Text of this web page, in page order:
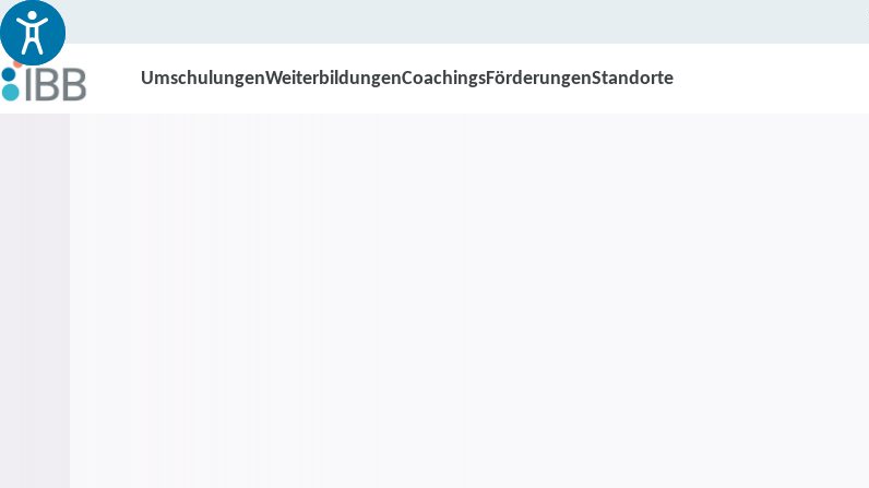
UmschulungenWeiterbildungenCoachingsFörderungenStandorte